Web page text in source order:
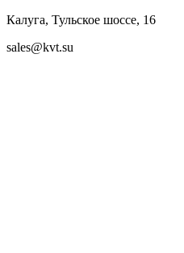
Калуга, Тульское шоссе, 16
sales@kvt.su